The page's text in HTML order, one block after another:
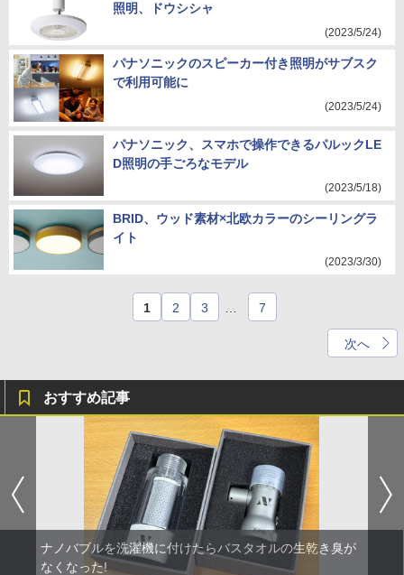
照明、ドウシシャ
(2023/5/24)
パナソニックのスピーカー付き照明がサブスク
で利用可能に
(2023/5/24)
パナソニック、スマホで操作できるパルックLE
D照明の手ごろなモデル
(2023/5/18)
BRID、ウッド素材×北欧カラーのシーリングラ
イト
(2023/3/30)
1 2 3 7
次へ
おすすめ記事
ナノバブルを洗濯機に付けたらバスタオルの生乾き臭が
なくなった!